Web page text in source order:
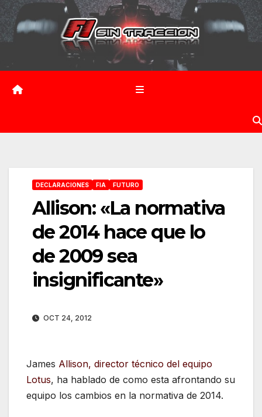
Saltar
contenido
DECLARACIONES FIA FUTURO
Allison: «La normativa
de 2014 hace que lo
de 2009 sea
insignificante»
OCT 24, 2012
James Allison, director técnico del equipo
Lotus, ha hablado de como esta afrontando su
equipo los cambios en la normativa de 2014.